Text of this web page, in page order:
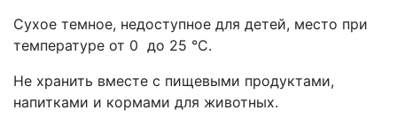
Сухое темное, недоступное для детей, место при
температуре от 0 до 25 °С.
Не хранить вместе с пищевыми продуктами,
напитками и кормами для животных.